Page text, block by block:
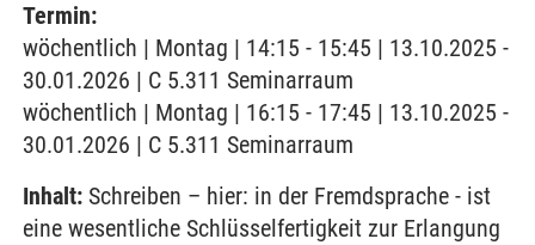
Termin:
wöchentlich | Montag | 14:15 - 15:45 | 13.10.2025 -
30.01.2026 | C 5.311 Seminarraum
wöchentlich | Montag | 16:15 - 17:45 | 13.10.2025 -
30.01.2026 | C 5.311 Seminarraum
Inhalt: Schreiben – hier: in der Fremdsprache - ist
eine wesentliche Schlüsselfertigkeit zur Erlangung